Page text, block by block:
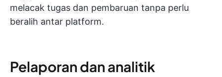
melacak tugas dan pembaruan tanpa perlu
beralih antar platform.
Pelaporan dan analitik